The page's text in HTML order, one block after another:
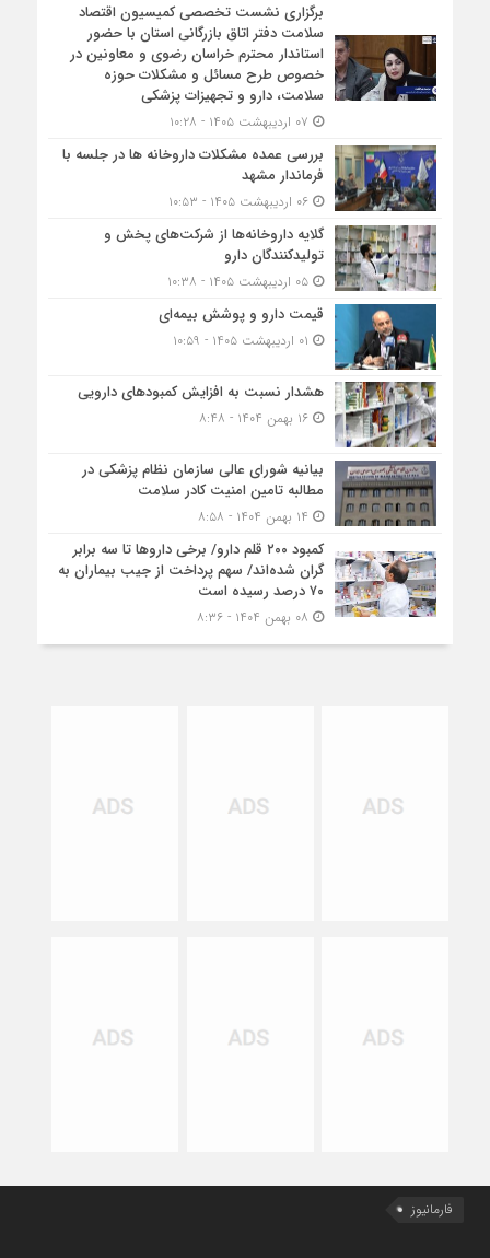
برگزاری نشست تخصصی کمیسیون اقتصاد
سلامت دفتر اتاق بازرگانی استان با حضور
استاندار محترم خراسان رضوی و معاونین در
خصوص طرح مسائل و مشکلات حوزه
سلامت، دارو و تجهیزات پزشکی
بررسی عمده مشکلات داروخانه ها در جلسه با
فرماندار مشهد
۰۶ اردیبهشت ۱۴۰۵ - ۱۰:۵۳
گلایه داروخانه‌ها از شرکت‌های پخش و
تولیدکنندگان دارو
۰۵ اردیبهشت ۱۴۰۵ - ۱۰:۳۸
قیمت دارو و پوشش بیمه‌ای
هشدار نسبت به افزایش کمبودهای دارویی
۱۶ بهمن ۱۴۰۴ - ۸:۴۸
بیانیه شورای عالی سازمان نظام پزشکی در
مطالبه تامین امنیت کادر سلامت
کمبود ۲۰۰ قلم دارو/ برخی داروها تا سه برابر
گران شده‌اند/ سهم پرداخت از جیب بیماران به
۷۰ درصد رسیده است
فارمانیوز